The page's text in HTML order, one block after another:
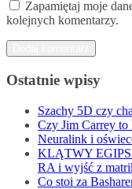
Zapamiętaj moje
kolejnych komentarzy.
Ostatnie wpisy
Szachy 5D czy
Czy Jim Carrey to
Neuralink i
KLĄTWY
RA i wyjść z
Co stoi za